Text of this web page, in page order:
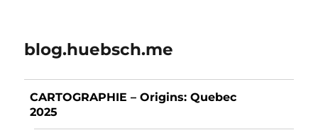
blog.huebsch.me
CARTOGRAPHIE – Origins: Quebec
2025